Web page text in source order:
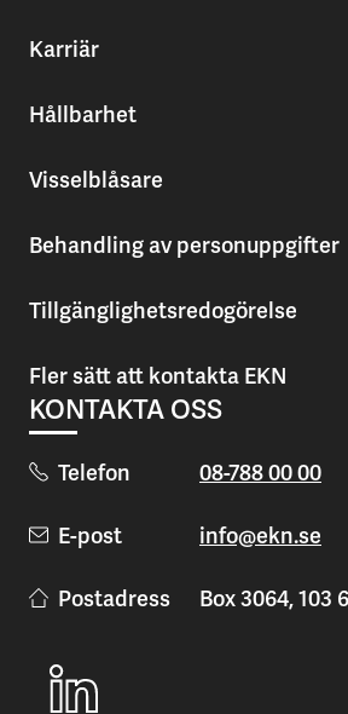
Karriär
Hållbarhet
Visselblåsare
Behandling av personuppgifter
Tillgänglighetsredogörelse
Fler sätt att kontakta EKN
KONTAKTA OSS
Telefon 08-788 00 00
E-post info@ekn.se
Postadress Box 3064, 103